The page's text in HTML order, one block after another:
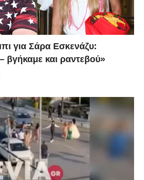
για Σάρα Εσκενάζυ:
βγήκαμε και ραντεβού»